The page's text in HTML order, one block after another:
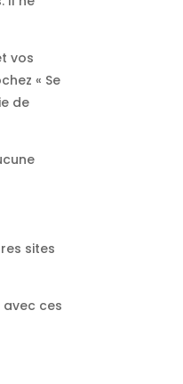
vos
« Se
de
sites
ces